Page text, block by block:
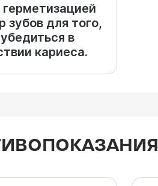
зубов для того,
в
кариеса.